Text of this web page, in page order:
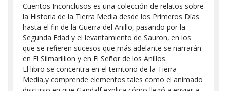
Cuentos Inconclusos es una colección de relatos sobre
la Historia de la Tierra Media desde los Primeros Días
hasta el fin de la Guerra del Anillo, pasando por la
Segunda Edad y el levantamiento de Sauron, en los
que se refieren sucesos que más adelante se narrarán
en El Silmarillion y en El Señor de los Anillos.
El libro se concentra en el territorio de la Tierra
Media,y comprende elementos tales como el animado